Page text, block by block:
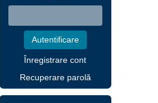
Înregistrare cont
Recuperare parolă